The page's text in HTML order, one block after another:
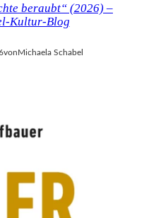
beraubt“ (2026) –
Kultur-Blog
vonMichaela Schabel